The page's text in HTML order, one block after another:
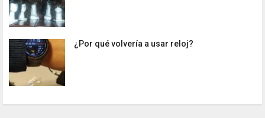
¿Por qué volvería a usar reloj?